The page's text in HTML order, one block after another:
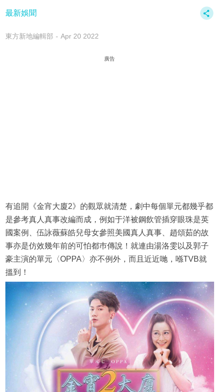
最新娛聞
東方新地編輯部 Apr 20 2022
廣告
有追開《金宵大廈2》的觀眾就清楚，劇中每個單元都幾乎都
是參考真人真事改編而成，例如于洋被鋼飲管插穿眼珠是英
國案例、伍詠薇蘇皓兒母女參照美國真人真事、趙頌茹的故
事亦是仿效幾年前的可怕都巿傳說！就連由湯洛雯以及郭子
豪主演的單元〈OPPA〉亦不例外，而且近近哋，喺TVB就
搵到！